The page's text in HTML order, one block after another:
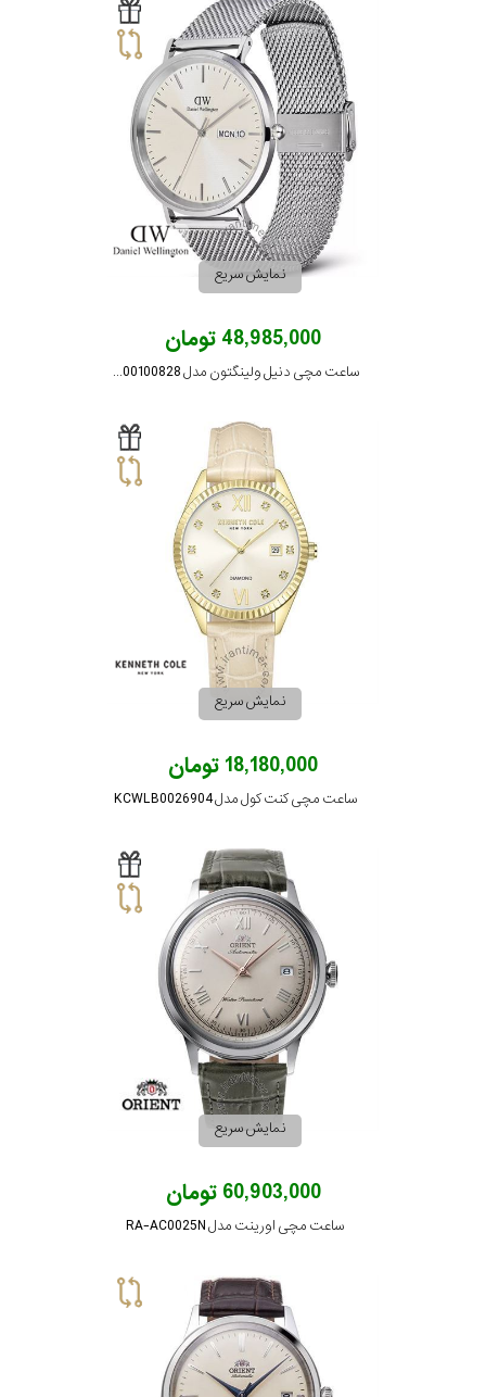
نمایش سریع
48,985,000 تومان
ساعت مچی دنیل ولینگتون مدل DW00100828
نمایش سریع
18,180,000 تومان
ساعت مچی کنت کول مدل KCWLB0026904
نمایش سریع
60,903,000 تومان
ساعت مچی اورینت مدل RA-AC0025N